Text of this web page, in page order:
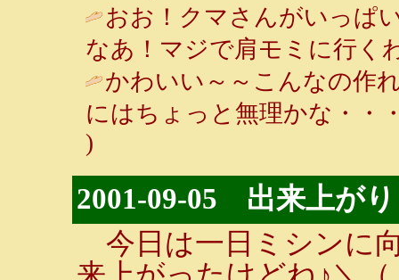
おお！クマさんがいっぱ
なあ！マジで肩モミに行
かわいい～～こんなの作
にはちょっと無理かな・・
)
2001-09-05 出来上が
今日は一日ミシンに